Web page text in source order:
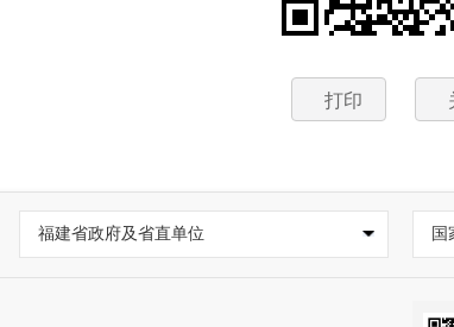
打印
福建省政府及省直单位 国